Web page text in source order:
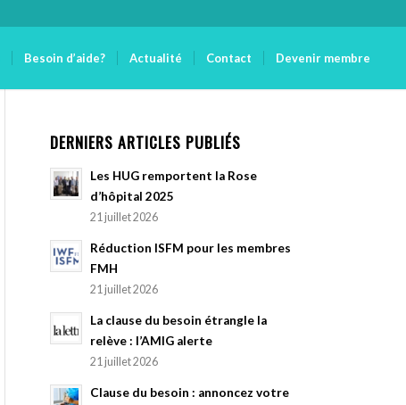
Besoin d’aide? Actualité Contact Devenir membre
DERNIERS ARTICLES PUBLIÉS
Les HUG remportent la Rose
d’hôpital 2025
21 juillet 2026
Réduction ISFM pour les membres
FMH
21 juillet 2026
La clause du besoin étrangle la
relève : l’AMIG alerte
21 juillet 2026
Clause du besoin : annoncez votre